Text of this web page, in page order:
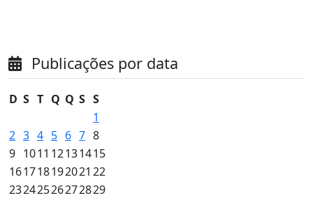
Publicações por data
D S T Q Q S S
1
2 3 4 5 6 7 8
9 1011 12131415
161718192021 22
23242526272829